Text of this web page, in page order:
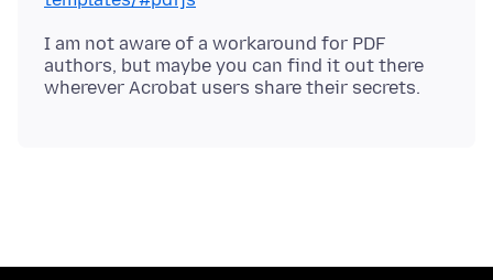
I am not aware of a workaround for PDF
authors, but maybe you can find it out there